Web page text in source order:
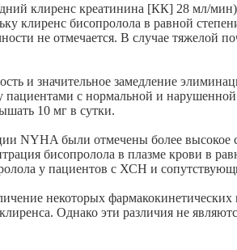
клиренс креатинина [КК] 28 мл/
клиренс бисопролола в равной
не отмечается. В случае
и значительное замедление
с нормальной и
10 мг в сутки.
NYHA были отмечены более
бисопролола в плазме крови в
у пациентов с ХСН и
некоторых
Однако эти различия не